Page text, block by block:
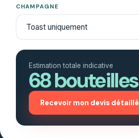
CHAMPAGNE
Estimation totale indicative
68bouteilles
Recevoir mon devis détaillé